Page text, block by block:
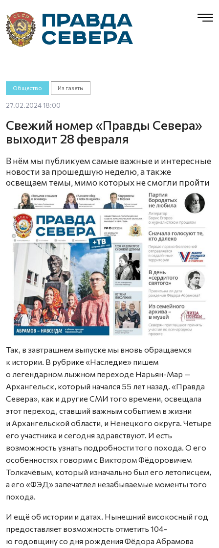
Общество Из газеты
27.02.2024 18:00
Свежий номер «Правды Севера»
выходит 28 февраля
В нём мы публикуем самые важные и интересные
новости за прошедшую неделю, а также
освещаем темы, мимо которых не смогли пройти
Так, в завтрашнем выпуске мы вновь обращаемся
к истории. В рубрике «Наследие» пишем
о легендарном лыжном переходе Нарьян-Мар —
Архангельск, который начался 55 лет назад. «Правда
Севера», как и другие СМИ того времени, освещала
этот переход, ставший важным событием в жизни
и Архангельской области, и Ненецкого округа. Четыре
его участника и сегодня здравствуют. И есть
возможность узнать подробности того похода. О его
особенностях говорим с Виктором Фёдоровичем
Толкачёвым, который изначально был его летописцем,
а его «ФЭД» запечатлел незабываемые моменты того
похода.
И ещё об истории и датах. Нынешний високосный год
предоставляет возможность отметить 104-
ю годовщину со дня рождения Фёдора Абрамова